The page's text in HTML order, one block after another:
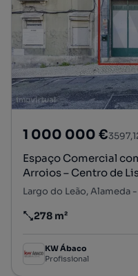
1 000 000 €
Espaço Comercial
Arroios – Centro de
Preço por metro
278 m²
KW Ábaco
Profissional